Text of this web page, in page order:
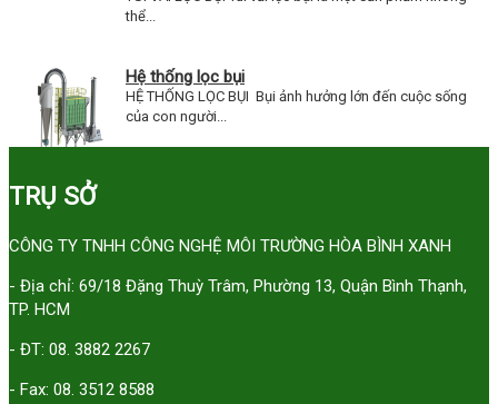
thể...
Hệ thống lọc bụi
HỆ THỐNG LỌC BỤI Bụi ảnh hưởng lớn đến cuộc sống
của con người...
TRỤ SỞ
CÔNG TY TNHH CÔNG NGHỆ MÔI TRƯỜNG HÒA BÌNH XANH
- Địa chỉ: 69/18 Đặng Thuỳ Trâm, Phường 13, Quận Bình Thạnh,
TP. HCM
- ĐT: 08. 3882 2267
- Fax: 08. 3512 8588